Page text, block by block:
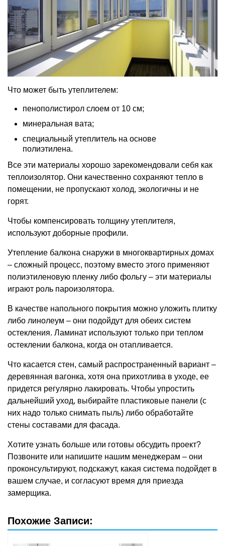
Что может быть утеплителем:
пенополистирол слоем от 10 см;
минеральная вата;
специальный утеплитель на основе
полиэтилена.
Все эти материалы хорошо зарекомендовали себя как
теплоизолятор. Они качественно сохраняют тепло в
помещении, не пропускают холод, экологичны и не
горят.
Чтобы компенсировать толщину утеплителя,
используют доборные профили.
Утепление балкона снаружи в многоквартирных домах
– сложный процесс, поэтому вместо этого применяют
полиэтиленовую пленку либо фольгу – эти материалы
играют роль пароизолятора.
В качестве напольного покрытия можно уложить плитку
либо линолеум – они подойдут для обеих систем
остекления. Ламинат используют только при теплом
остеклении балкона, когда он отапливается.
Что касается стен, самый распространенный вариант –
деревянная вагонка, хотя она прихотлива в уходе, ее
придется регулярно лакировать. Чтобы упростить
дальнейший уход, выбирайте пластиковые панели (с
них надо только снимать пыль) либо обработайте
стены составами для фасада.
Хотите узнать больше или готовы обсудить проект?
Позвоните или напишите нашим менеджерам – они
проконсультируют, подскажут, какая система подойдет в
вашем случае, и согласуют время для приезда
замерщика.
Похожие Записи: